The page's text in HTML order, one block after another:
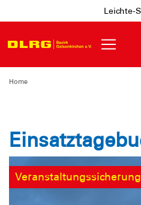
Leichte-
Home
Veranstaltungssicherung